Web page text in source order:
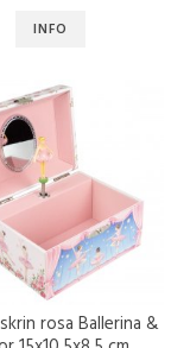
INFO
rosa Ballerina &